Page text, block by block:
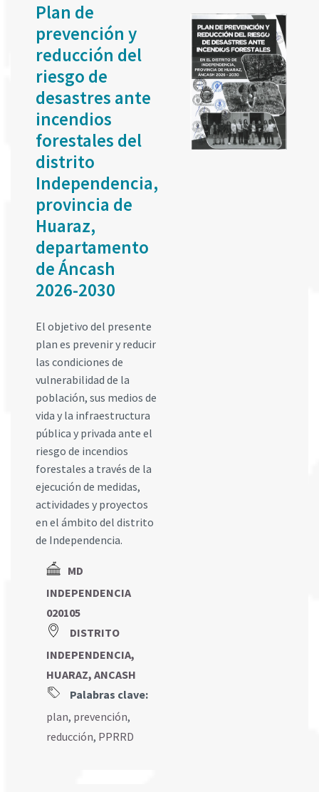
Plan de
prevención y
reducción del
riesgo de
desastres ante
incendios
forestales del
distrito
Independencia,
provincia de
Huaraz,
departamento
de Áncash
2026-2030
El objetivo del presente
plan es prevenir y reducir
las condiciones de
vulnerabilidad de la
población, sus medios de
vida y la infraestructura
pública y privada ante el
riesgo de incendios
forestales a través de la
ejecución de medidas,
actividades y proyectos
en el ámbito del distrito
de Independencia.
MD
INDEPENDENCIA
020105
DISTRITO
INDEPENDENCIA,
HUARAZ, ANCASH
Palabras clave:
plan, prevención,
reducción, PPRRD